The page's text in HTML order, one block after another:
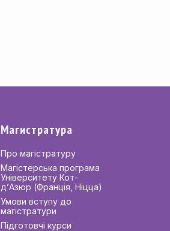
Магистратура
Про магістратуру
Магістерська програма
Університету Кот-
д’Азюр (Франція, Ніцца)
Умови вступу до
магістратури
Підготовчі курси